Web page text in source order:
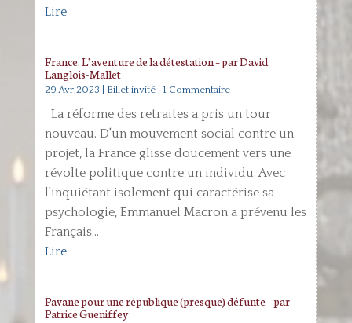
Lire
France. L’aventure de la détestation – par David
Langlois-Mallet
29 Avr,2023 Billet invité| 1 Commentaire
La réforme des retraites a pris un tour
nouveau. D'un mouvement social contre un
projet, la France glisse doucement vers une
révolte politique contre un individu. Avec
l'inquiétant isolement qui caractérise sa
psychologie, Emmanuel Macron a prévenu les
Français...
Lire
Pavane pour une république (presque) défunte – par
Patrice Gueniffey